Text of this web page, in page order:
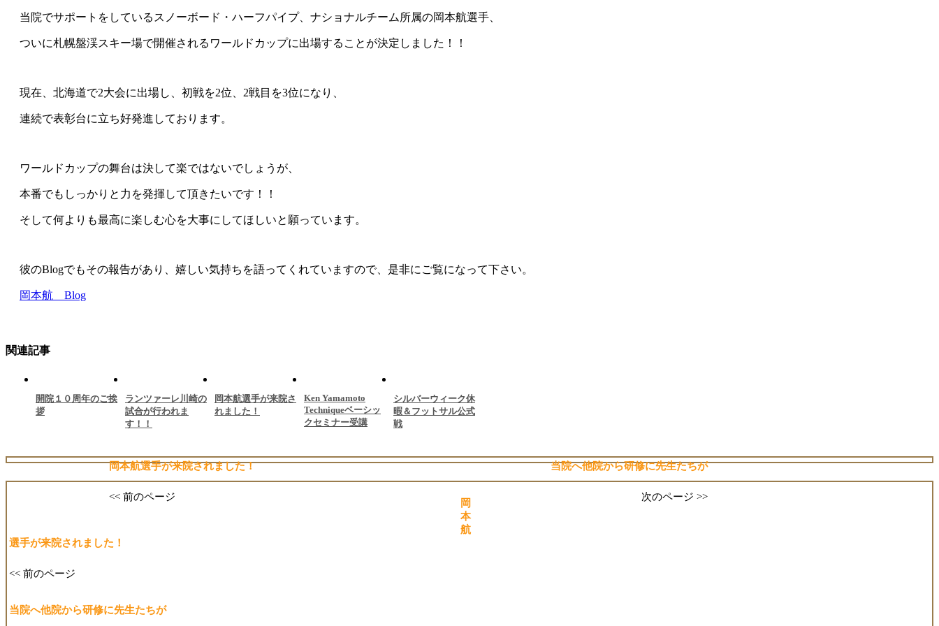
当院でサポートをしているスノーボード・ハーフパイプ、ナショナルチーム所属の岡本航選手、
ついに札幌盤渓スキー場で開催されるワールドカップに出場することが決定しました！！
現在、北海道で2大会に出場し、初戦を2位、2戦目を3位になり、
連続で表彰台に立ち好発進しております。
ワールドカップの舞台は決して楽ではないでしょうが、
本番でもしっかりと力を発揮して頂きたいです！！
そして何よりも最高に楽しむ心を大事にしてほしいと願っています。
彼のBlogでもその報告があり、嬉しい気持ちを語ってくれていますので、是非にご覧になって下さい。
岡本航 Blog
関連記事
開院１０周年のご挨
拶
ランツァーレ川崎の
試合が行われま
す！！
岡本航選手が来院さ
れました！
Ken Yamamoto
Techniqueベーシッ
クセミナー受講
シルバーウィーク休
暇＆フットサル公式
戦
岡本航選手が来院されました！
<< 前のページ
当院へ他院から研修に先生たちが
次のページ >>
岡
本
航
選手が来院されました！
<< 前のページ
当院へ他院から研修に先生たちが